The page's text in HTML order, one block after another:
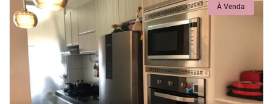
À Venda